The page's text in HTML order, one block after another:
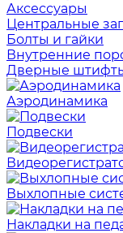
Аксессуары
Центральные
Болты и гайки
Внутренние
Дверные
Аэродинамика
Подвески
Выхлопные
Накладки на